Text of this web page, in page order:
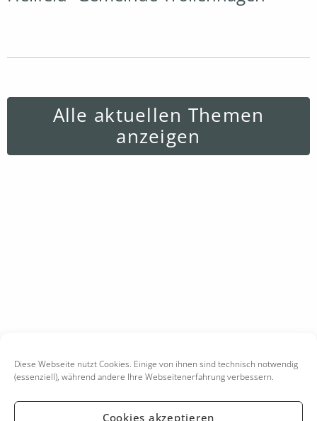
Diese Webseite nutzt Cookies. Einige von ihnen sind technisch notwendig
(essenziell), während andere Ihre Webseitenerfahrung verbessern.
Cookies akzeptieren
Alle aktuellen Themen
anzeigen